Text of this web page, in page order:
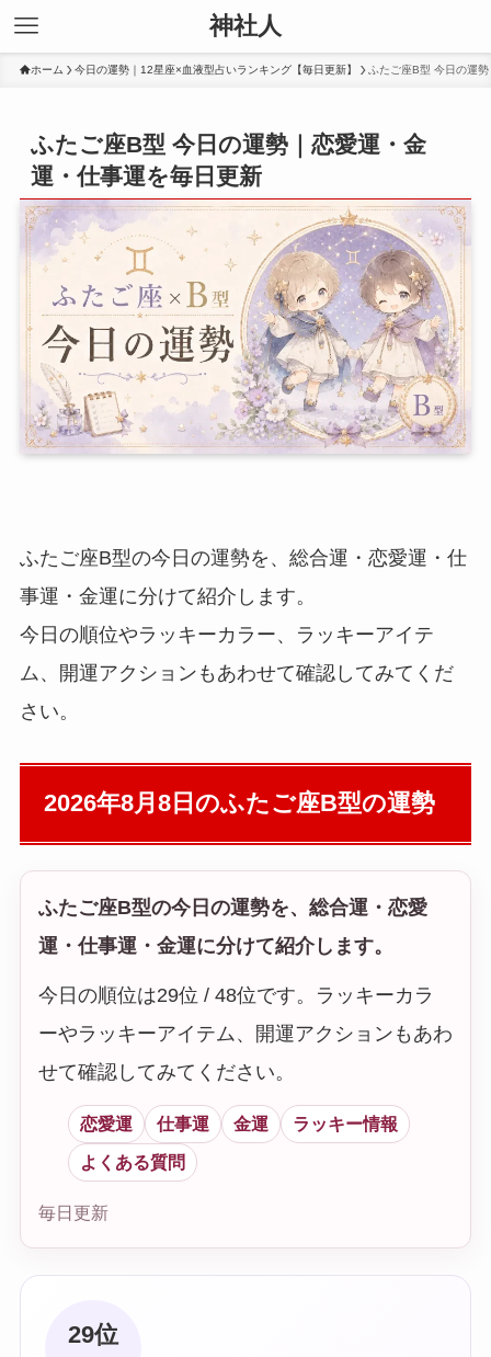
神社人
ホーム 今日の運勢｜12星座×血液型占いランキング【毎日更新】 ふたご座B型 今日の運
ふたご座B型 今日の運勢｜恋愛運・金
運・仕事運を毎日更新
ふたご座B型の今日の運勢を、総合運・恋愛運・仕
事運・金運に分けて紹介します。
今日の順位やラッキーカラー、ラッキーアイテ
ム、開運アクションもあわせて確認してみてくだ
さい。
2026年8月8日のふたご座B型の運勢
ふたご座B型の今日の運勢を、総合運・恋愛
運・仕事運・金運に分けて紹介します。
今日の順位は29位 / 48位です。ラッキーカラ
ーやラッキーアイテム、開運アクションもあわ
せて確認してみてください。
恋愛運 仕事運 金運 ラッキー情報
よくある質問
毎日更新
29位